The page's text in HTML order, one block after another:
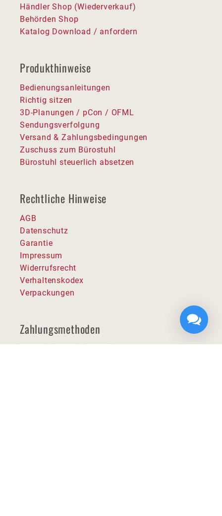
Händler Shop (Wiederverkauf)
Behörden Shop
Katalog Download / anfordern
Produkthinweise
Bedienungsanleitungen
Richtig sitzen
3D-Planungen / pCon / OFML
Sendungsverfolgung
Versand & Zahlungsbedingungen
Zuschuss zum Bürostuhl
Bürostuhl steuerlich absetzen
Rechtliche Hinweise
AGB
Datenschutz
Garantie
Impressum
Widerrufsrecht
Verhaltenskodex
Verpackungen
Zahlungsmethoden